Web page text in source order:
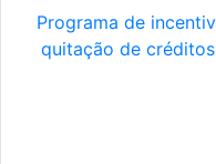
Programa de
quitação de